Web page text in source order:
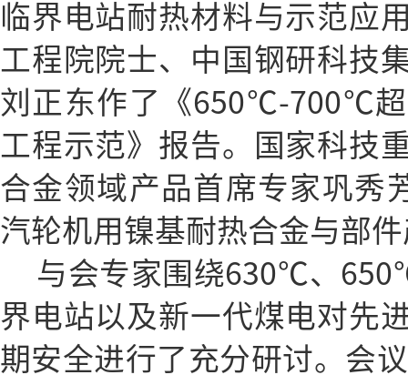
临界电站耐热材料与示范应
工程院院士、中国钢研科技
刘正东作了《650℃-700℃
工程示范》报告。国家科技
合金领域产品首席专家巩秀
汽轮机用镍基耐热合金与部
与会专家围绕630℃、
界电站以及新一代煤电对先
期安全进行了充分研讨。会